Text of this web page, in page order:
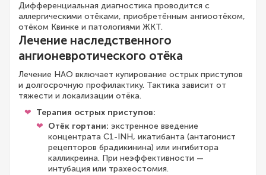
Дифференциальная диагностика проводится с
аллергическими отёками, приобретённым ангиоотёком,
отёком Квинке и патологиями ЖКТ.
Лечение наследственного
ангионевротического отёка
Лечение НАО включает купирование острых приступов
и долгосрочную профилактику. Тактика зависит от
тяжести и локализации отёка.
Терапия острых приступов:
Отёк гортани: экстренное введение
концентрата C1-INH, икатибанта (антагонист
рецепторов брадикинина) или ингибитора
калликреина. При неэффективности —
интубация или трахеостомия.